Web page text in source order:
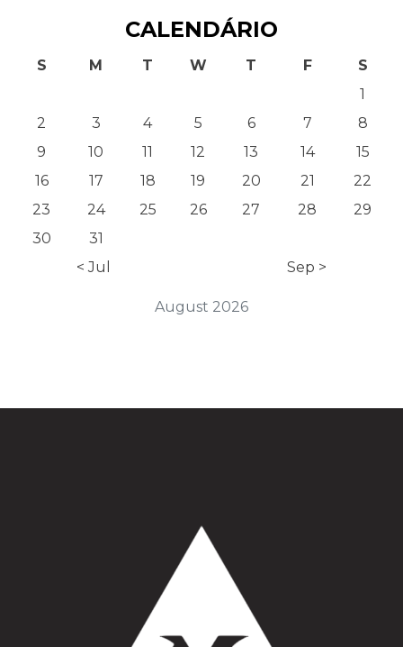
CALENDÁRIO
August 2026
S M T W T F
S
1
2
3 4 5 6 7
8
9
10 11 12 13 14
15
16
17 18 19 20 21
22
23
24 25 26 27 28
29
30
31
< Jul
Sep >